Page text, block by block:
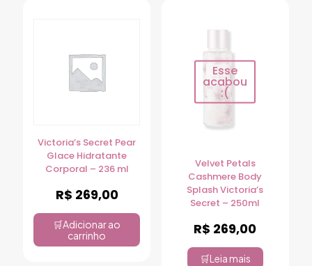
Victoria’s Secret Pear
Glace Hidratante
Corporal – 236 ml
R$ 269,00
Adicionar ao
carrinho
Esse
acabou
:(
Velvet Petals
Cashmere Body
Splash Victoria’s
Secret – 250ml
R$ 269,00
Leia mais